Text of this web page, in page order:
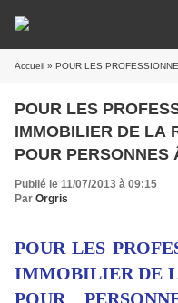
Accueil » POUR LES PROFESSIONNELS LE MARCHÉ
POUR LES
IMMOBILIER DE LA
POUR PERSONNES
MATURE
Publié le 11/07/2013 à 09:15
Par Orgris
POUR LES
IMMOBILIER DE
POUR